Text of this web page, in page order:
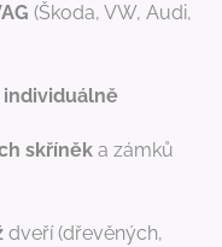
(Škoda, VW, Audi,
skříněk a zámků
dveří (dřevěných,